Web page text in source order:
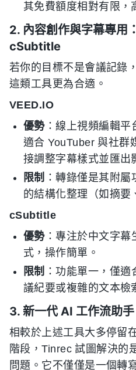
其免費額度相對有限，
2. 內容創作與字幕專用
cSubtitle
若你的目標不是會議記錄
這類工具更為合適。
VEED.IO
優勢：線上視頻編輯平
適合 YouTuber 與社群
接調整字幕樣式並匯出
限制 ：轉錄僅是其附
的結構化整理（如摘要
cSubtitle
優勢：專注於中文字幕
式，操作簡單。
限制 ：功能單一，僅
議紀要或複雜的文本檢
3. 新一代 AI 工作流助
相較於上述工具大多停留
階段，Tinrec 試圖解決的
問題。它不僅僅是一個轉